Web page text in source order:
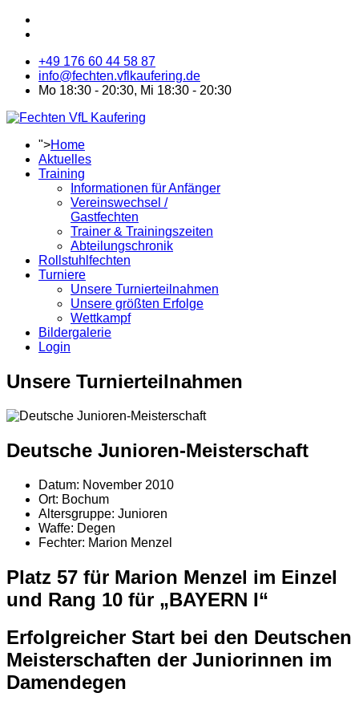
+49 176 60 44 58 87
info@fechten.vflkaufering.de
Mo 18:30 - 20:30, Mi 18:30 - 20:30
">Home
Aktuelles
Training
Informationen für Anfänger
Vereinswechsel /
Gastfechten
Trainer & Trainingszeiten
Abteilungschronik
Rollstuhlfechten
Turniere
Unsere Turnierteilnahmen
Unsere größten Erfolge
Wettkampf
Bildergalerie
Login
Unsere Turnierteilnahmen
Deutsche Junioren-Meisterschaft
Datum: November 2010
Ort: Bochum
Altersgruppe: Junioren
Waffe: Degen
Fechter: Marion Menzel
Platz 57 für Marion Menzel im Einzel
und Rang 10 für „BAYERN I“
Erfolgreicher Start bei den Deutschen
Meisterschaften der Juniorinnen im
Damendegen